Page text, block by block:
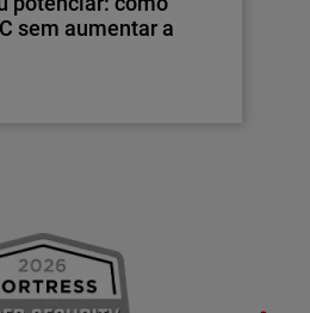
sem aumentar a